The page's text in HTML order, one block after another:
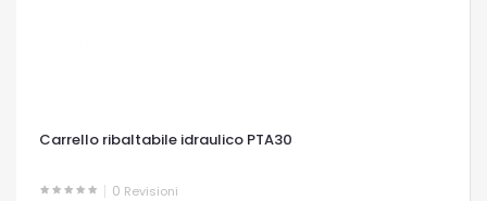
Carrello ribaltabile idraulico PTA30
0 Revisioni